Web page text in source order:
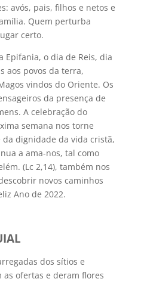
avós, pais, filhos e netos e
Quem perturba
certo.
Epifania, o dia de Reis, dia
aos povos da terra,
vindos do Oriente. Os
da presença de
A celebração do
semana nos torne
da dignidade da vida cristã,
a ama-nos, tal como
(Lc 2,14), também nos
novos caminhos
Ano de 2022.
dos sítios e
as ofertas e deram flores